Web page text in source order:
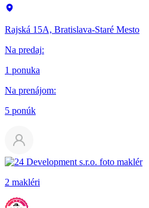
Rajská 15A, Bratislava-Staré Mesto
Na predaj:
1 ponuka
Na prenájom:
5 ponúk
2 makléri